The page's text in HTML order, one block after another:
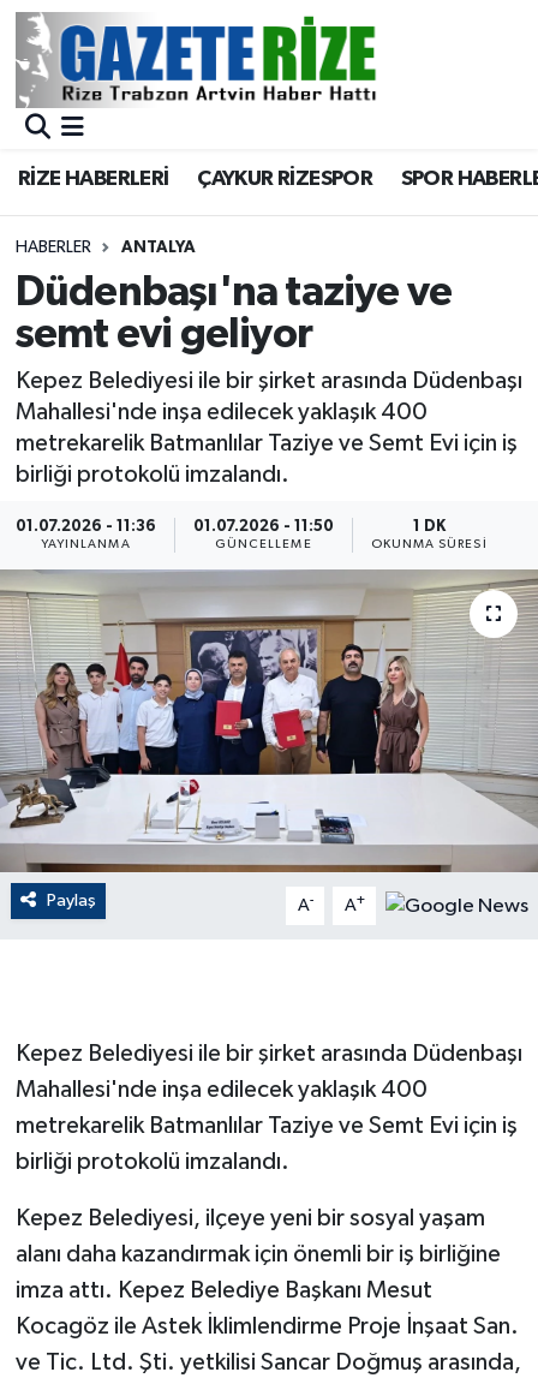
RİZE HABERLERİ ÇAYKUR RİZESPOR SPOR
HABERLER ANTALYA
Düdenbaşı'na taziye ve
semt evi geliyor
Kepez Belediyesi ile bir şirket arasında Düdenbaşı
Mahallesi'nde inşa edilecek yaklaşık 400
metrekarelik Batmanlılar Taziye ve Semt Evi için iş
birliği protokolü imzalandı.
01.07.2026 - 11:36
YAYINLANMA
01.07.2026 - 11:50
GÜNCELLEME
1 DK
OKUNMA SÜRESI
Paylaş A- A+
Kepez Belediyesi ile bir şirket arasında Düdenbaşı
Mahallesi'nde inşa edilecek yaklaşık 400
metrekarelik Batmanlılar Taziye ve Semt Evi için iş
birliği protokolü imzalandı.
Kepez Belediyesi, ilçeye yeni bir sosyal yaşam
alanı daha kazandırmak için önemli bir iş birliğine
imza attı. Kepez Belediye Başkanı Mesut
Kocagöz ile Astek İklimlendirme Proje İnşaat San.
ve Tic. Ltd. Şti. yetkilisi Sancar Doğmuş arasında,
BÖLGEMİZ
Asayiş
Rize Jandarma Komutanlığı
Bilim Teknoloji
Canlı Maç
ÇEVRE
Dış Haberler
Dünya
EĞİTİM
EKONOMİ
English News
Gayrimenkul
GENEL
Güvenlik
HABERDE İNSAN
Merkez Nöbetçi Eczaneler
Merkez Trafik Yoğunluk Haritası
Süper Lig Puan Durumu ve Fikstür
Tüm Manşetler
Son Dakika Haberleri